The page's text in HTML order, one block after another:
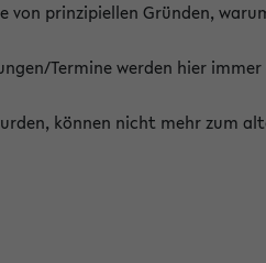
von prinzipiellen Gründen,
Termine werden hier
können nicht mehr zum